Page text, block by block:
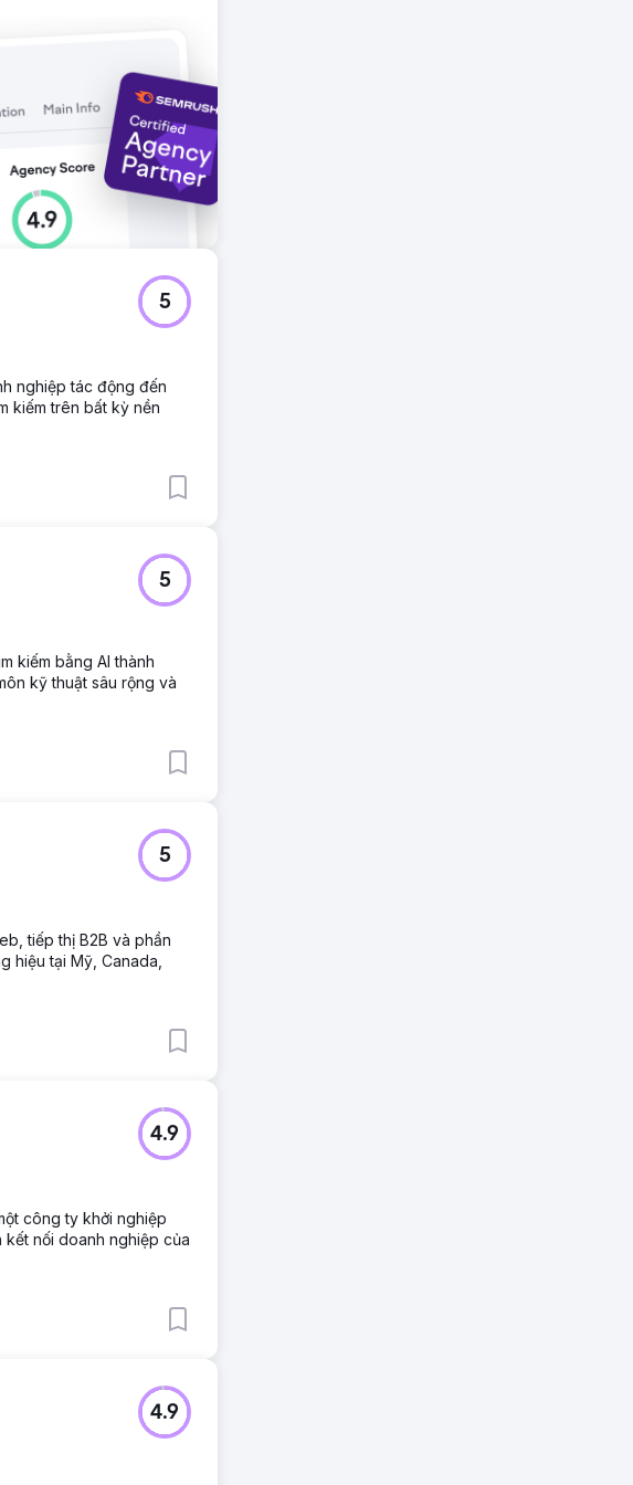
hàng tiềm năng lên
kinh doanh theo nhiều
5
nghiệp tác động đến
kiếm trên bất kỳ nền
5
kiếm bằng AI thành
kỹ thuật sâu rộng và
5
tiếp thị B2B và phần
hiệu tại Mỹ, Canada,
4.9
công ty khởi nghiệp
nối doanh nghiệp của
4.9